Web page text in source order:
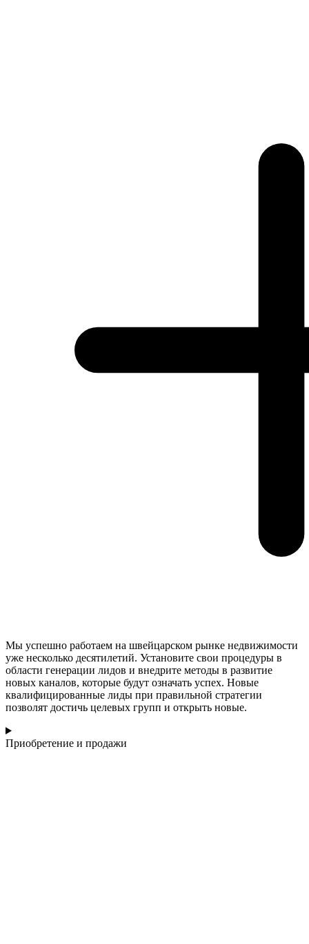
Мы успешно работаем на швейцарском рынке недвижимости
уже несколько десятилетий. Установите свои процедуры в
области генерации лидов и внедрите методы в развитие
новых каналов, которые будут означать успех. Новые
квалифицированные лиды при правильной стратегии
позволят достичь целевых групп и открыть новые.
Приобретение и продажи